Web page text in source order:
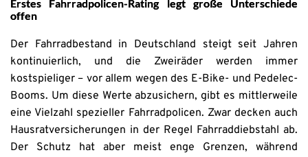
Erstes Fahrradpolicen-Rating legt große Unterschiede
offen
Der Fahrradbestand in Deutschland steigt seit Jahren
kontinuierlich, und die Zweiräder werden immer
kostspieliger – vor allem wegen des E-Bike- und Pedelec-
Booms. Um diese Werte abzusichern, gibt es mittlerweile
eine Vielzahl spezieller Fahrradpolicen. Zwar decken auch
Hausratversicherungen in der Regel Fahrraddiebstahl ab.
Der Schutz hat aber meist enge Grenzen, während